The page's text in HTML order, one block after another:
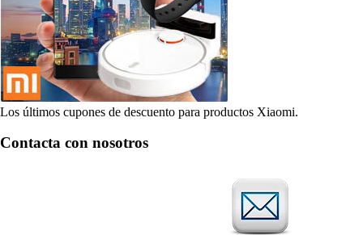
Los últimos cupones de descuento para productos Xiaomi.
Contacta con nosotros